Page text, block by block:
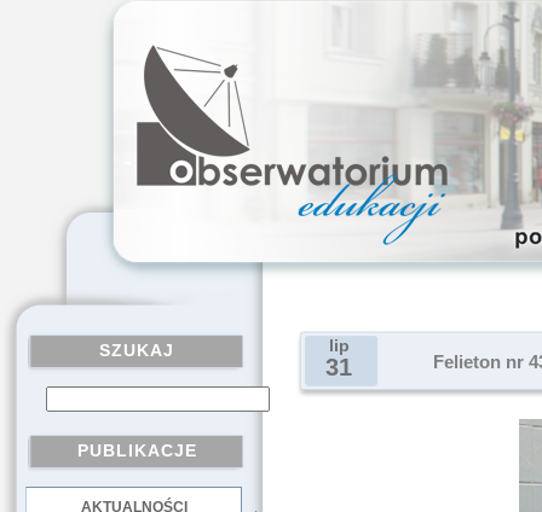
SZUKAJ
PUBLIKACJE
AKTUALNOŚCI
lip
31 Felieton nr